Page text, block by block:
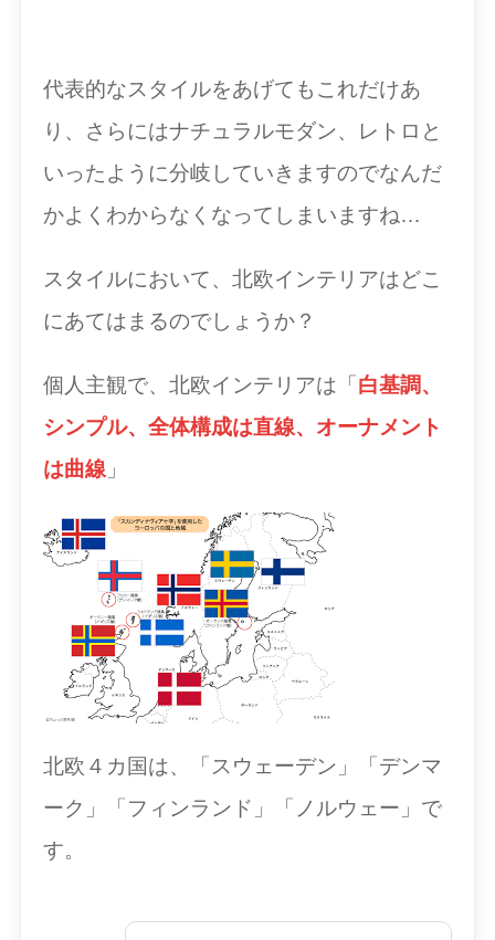
代表的なスタイルをあげてもこれだけあ
り、さらにはナチュラルモダン、レトロと
いったように分岐していきますのでなんだ
かよくわからなくなってしまいますね…
スタイルにおいて、北欧インテリアはどこ
にあてはまるのでしょうか？
個人主観で、北欧インテリアは「 白基調、
シンプル、全体構成は直線、オーナメント
は曲線 」
北欧４カ国は、「スウェーデン」「デンマ
ーク」「フィンランド」「ノルウェー」で
す。